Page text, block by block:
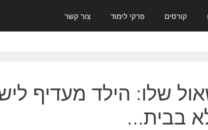
קורסים פרקי לימוד צור קשר
שלו: הילד מעדיף
בבית…